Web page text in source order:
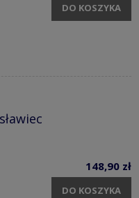
DO KOSZYKA
148,90 zł
DO KOSZYKA